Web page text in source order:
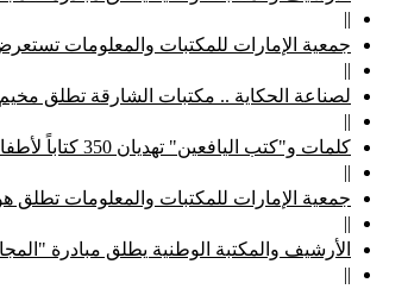
||
جمعية الإمارات للمكتبات والمعلومات
||
لصناعة الحكاية .. مكتبات الشارقة تطلق
||
كلمات و"كتب اليافعين" تهديان 350 كتاباً لأطفال "الإمارات الإنسانية"
||
جمعية الإمارات للمكتبات والمعلومات تطلق
||
الأرشيف والمكتبة الوطنية يطلق مبادرة
||